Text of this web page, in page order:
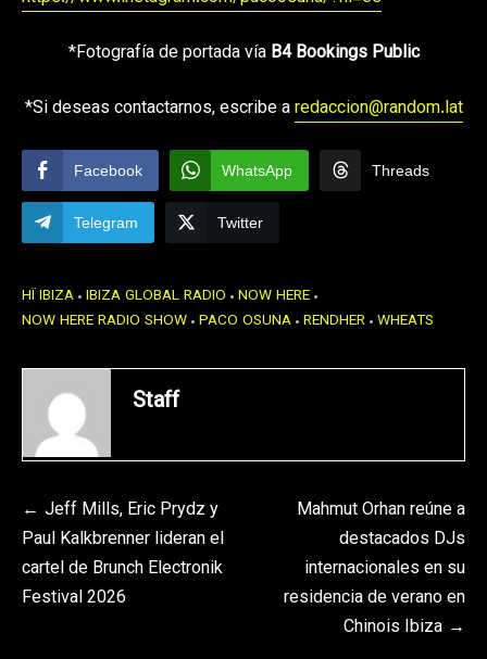
*Fotografía de portada vía B4 Bookings Public
*Si deseas contactarnos, escribe aredaccion@random.lat
Facebook WhatsApp Threads
Telegram Twitter
HÏ IBIZA IBIZA GLOBAL RADIO NOW HERE
NOW HERE RADIO SHOW PACO OSUNA RENDHER WHEATS
Staff
Navegación
de
entradas
Jeff Mills, Eric Prydz y
Paul Kalkbrenner lideran el
cartel de Brunch Electronik
Festival 2026
Mahmut Orhan reúne a
destacados DJs
internacionales en su
residencia de verano en
Chinois Ibiza